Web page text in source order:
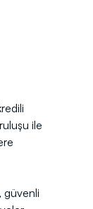
ile
güvenli